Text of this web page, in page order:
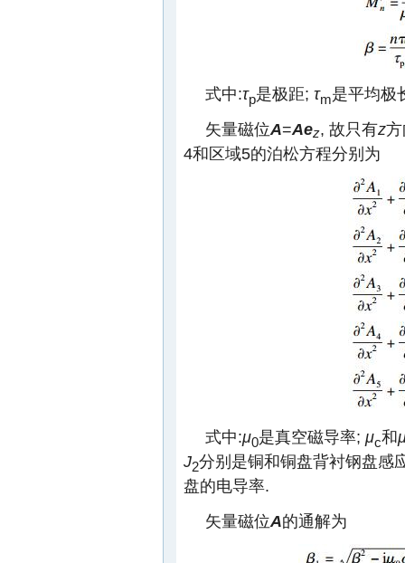
式中:τp是极距; τm是平均极
矢量磁位A=Aez, 故只有z
4和区域5的泊松方程分别为
式中:μ0是真空磁导率; μc和
J2分别是铜和铜盘背衬钢盘感
盘的电导率.
矢量磁位A的通解为